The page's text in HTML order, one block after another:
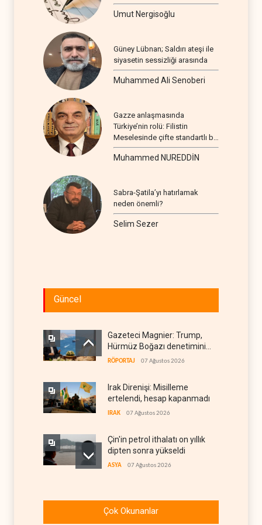
Umut Nergisoğlu
Güney Lübnan; Saldırı ateşi ile
siyasetin sessizliği arasında
Muhammed Ali Senoberi
Gazze anlaşmasında
Türkiye’nin rolü: Filistin
Meselesinde çifte standartlı bir
seyir
Muhammed NUREDDİN
Sabra-Şatila’yı hatırlamak
neden önemli?
Selim Sezer
Güncel
Gazeteci Magnier: Trump,
Hürmüz Boğazı denetimini
doğrudan İran ve Umman'a
RÖPORTAJ 07 Ağustos 2026
Irak Direnişi: Misilleme
ertelendi, hesap kapanmadı
IRAK 07 Ağustos 2026
Çin'in petrol ithalatı on yıllık
dipten sonra yükseldi
ASYA 07 Ağustos 2026
sonra petrol üretimini rekor
düzeye çıkardı
Çok Okunanlar